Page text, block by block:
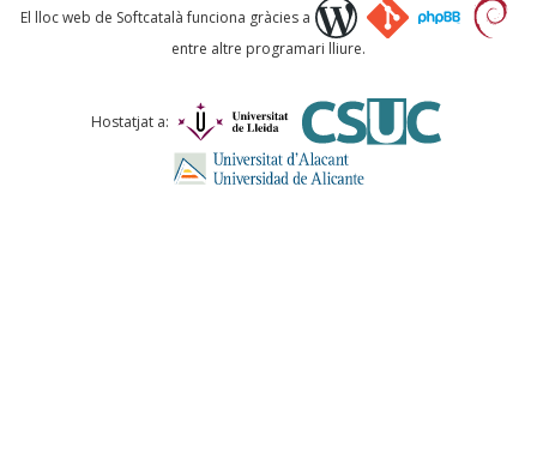
Què proposeu?
Comentari *
El lloc web de Softcatalà funciona gràcies a
entre altre programari lliure.
Hostatjat a: